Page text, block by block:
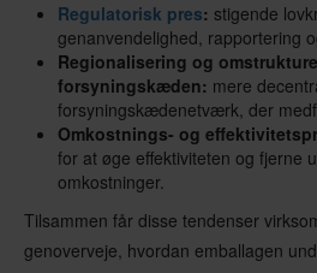
Regulatorisk pres: stigende
genanvendelighed, rapportering
Regionalisering og
forsyningskæden: mere
forsyningskædenetværk, der
Omkostnings- og
for at øge effektiviteten og fjerne
omkostninger.
Tilsammen får disse tendenser
genoverveje, hvordan emballagen